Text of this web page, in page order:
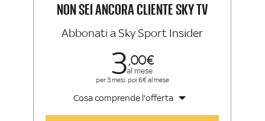
NON SEI ANCORA CLIENTE SKY TV
Abbonati a Sky Sport Insider
300
al mese
per 3 mesi, poi 6€ al mese
Cosa comprende l'offerta